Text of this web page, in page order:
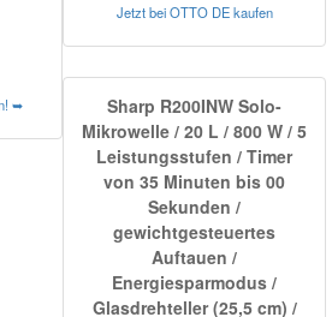
➥
Jetzt bei OTTO DE kaufen
Sharp R200INW Solo-
Mikrowelle / 20 L / 800 W / 5
Leistungsstufen / Timer
von 35 Minuten bis 00
Sekunden /
gewichtgesteuertes
Auftauen /
Energiesparmodus /
Glasdrehteller (25,5 cm) /